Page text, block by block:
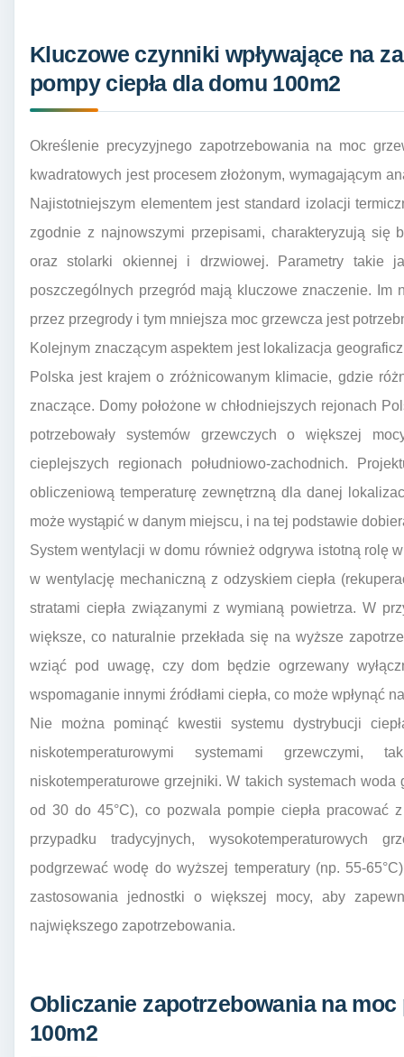
Kluczowe czynniki wpływające na
pompy ciepła dla domu 100m2
Określenie precyzyjnego zapotrzebowania na moc
kwadratowych jest procesem złożonym, wymagającym
Najistotniejszym elementem jest standard izolacji
zgodnie z najnowszymi przepisami, charakteryzują się
oraz stolarki okiennej i drzwiowej. Parametry takie
poszczególnych przegród mają kluczowe znaczenie. Im
przez przegrody i tym mniejsza moc grzewcza jest
Kolejnym znaczącym aspektem jest lokalizacja
Polska jest krajem o zróżnicowanym klimacie, gdzie
znaczące. Domy położone w chłodniejszych rejonach
potrzebowały systemów grzewczych o większej
cieplejszych regionach południowo-zachodnich.
obliczeniową temperaturę zewnętrzną dla danej
może wystąpić w danym miejscu, i na tej podstawie
System wentylacji w domu również odgrywa istotną rolę
w wentylację mechaniczną z odzyskiem ciepła
stratami ciepła związanymi z wymianą powietrza. W
większe, co naturalnie przekłada się na wyższe
wziąć pod uwagę, czy dom będzie ogrzewany
wspomaganie innymi źródłami ciepła, co może wpłynąć
Nie można pominąć kwestii systemu dystrybucji
niskotemperaturowymi systemami
niskotemperaturowe grzejniki. W takich systemach
od 30 do 45°C), co pozwala pompie ciepła pracować
przypadku tradycyjnych, wysokotemperaturowych
podgrzewać wodę do wyższej temperatury (np. 55-
zastosowania jednostki o większej mocy, aby
największego zapotrzebowania.
Obliczanie zapotrzebowania na moc
100m2